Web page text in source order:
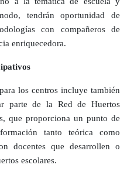
tendrán oportunidad de
con compañeros de
enriquecedora.
los centros incluye también
parte de la Red de Huertos
que proporciona un punto de
tanto teórica como
docentes que desarrollen o
escolares.